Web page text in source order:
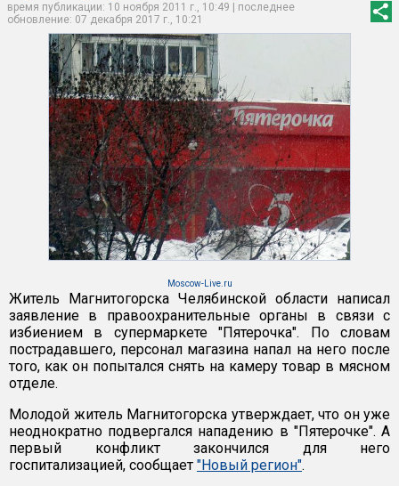
время публикации: 10 ноября 2011 г., 10:49 | последнее
обновление: 07 декабря 2017 г., 10:21
Moscow-Live.ru
Житель Магнитогорска Челябинской области написал
заявление в правоохранительные органы в связи с
избиением в супермаркете "Пятерочка". По словам
пострадавшего, персонал магазина напал на него после
того, как он попытался снять на камеру товар в мясном
отделе.
Молодой житель Магнитогорска утверждает, что он уже
неоднократно подвергался нападению в "Пятерочке". А
первый конфликт закончился для него
госпитализацией, сообщает "Новый регион".